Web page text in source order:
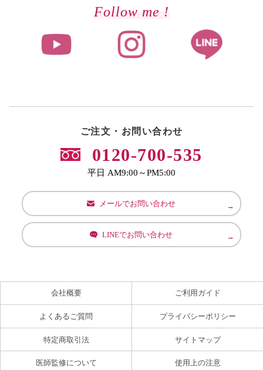
Follow me !
ご注文・お問い合わせ
0120-700-535
平日 AM9:00～PM5:00
メールでお問い合わせ
LINEでお問い合わせ
会社概要 ご利用ガイド
よくあるご質問 プライバシーポリシー
特定商取引法 サイトマップ
医師監修について 使用上の注意